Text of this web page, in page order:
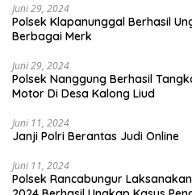
Juni 29, 2024
Polsek Klapanunggal Berhasil
Berbagai Merk
Juni 29, 2024
Polsek Nanggung Berhasil
Motor Di Desa Kalong Liud
Juni 11, 2024
Janji Polri Berantas Judi Online
Juni 11, 2024
Polsek Rancabungur